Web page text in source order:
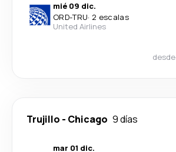
mié 09 dic.
ORD-TRU· 2 escalas
United Airlines
desde
Trujillo - Chicago 9 días
mar 01 dic.